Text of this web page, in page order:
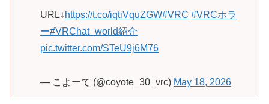
URL↓ https://t.co/iqtiVquZGW#VRC #VRCホラ
ー#VRChat_world紹介
pic.twitter.com/STeU9j6M76
— こよーて (@coyote_30_vrc) May 18, 2026